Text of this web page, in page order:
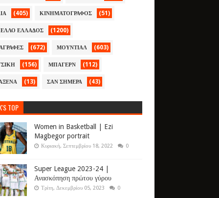
(405) ΚΙΝΗΜΑΤΟΓΡΑΦΟΣ (51)
ΕΛΛΑΔΟΣ (1200)
(672) ΜΟΥΝΤΙΑΛ (603)
(156) ΜΠΑΓΕΡΝ (112)
(13) ΣΑΝ ΣΗΜΕΡΑ (43)
TOP
Women in Basketball | Ezi
Magbegor portrait
Κυριακή, Σεπτεμβρίου 18, 2022 0
Super League 2023-24 |
Ανασκόπηση πρώτου γύρου
Τρίτη, Δεκεμβρίου 05, 2023 0